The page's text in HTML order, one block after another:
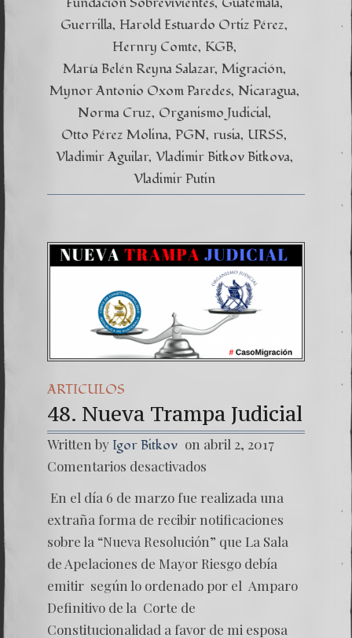
Guerrilla Harold Estuardo Ortiz Pérez
Hernry Comte KGB
María Belén Reyna Salazar Migración
Mynor Antonio Oxom Paredes Nicaragua
Norma Cruz Organismo Judicial
Otto Pérez Molina PGN rusia URSS
Vladimir Aguilar Vladimir Bitkov Bitkova
Vladimir Putin
ARTICULOS
48. Nueva Trampa Judicial
Written by Igor Bitkov on abril 2, 2017
Comentarios desactivados
En el día 6 de marzo fue realizada una
extraña forma de recibir notificaciones
sobre la “Nueva Resolución” que La Sala
de Apelaciones de Mayor Riesgo debía
emitir según lo ordenado por el Amparo
Definitivo de la Corte de
Constitucionalidad a favor de mi esposa